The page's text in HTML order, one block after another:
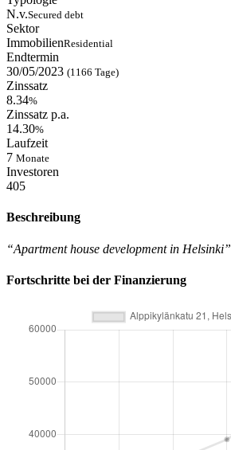
N.v.Secured debt
Sektor
ImmobilienResidential
Endtermin
30/05/2023 (1166 Tage)
Zinssatz
8.34%
Zinssatz p.a.
14.30%
Laufzeit
7 Monate
Investoren
405
Beschreibung
“Apartment house development in Helsinki”
Fortschritte bei der Finanzierung